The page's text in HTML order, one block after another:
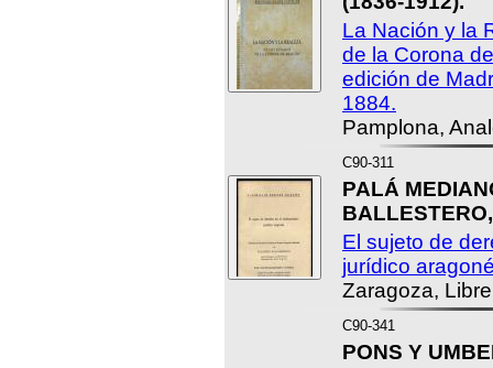
La Nación y la
de la Corona
edición de
1884.
Pamplona,
C90-311
PALÁ
El sujeto de
jurídico
Zaragoza,
C90-341
PONS Y